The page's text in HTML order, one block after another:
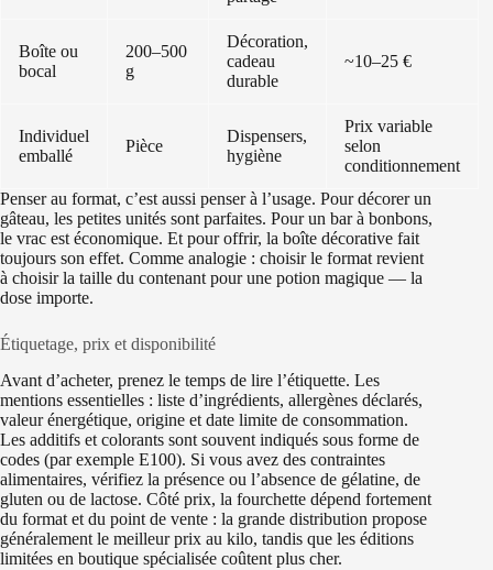
Boîte ou
bocal
200–500
g
Décoration,
cadeau
durable
~10–25 €
Individuel
emballé
Pièce
Dispensers,
hygiène
Prix variable
selon
conditionnement
Penser au format, c’est aussi penser à l’usage. Pour décorer un
gâteau, les petites unités sont parfaites. Pour un bar à bonbons,
le vrac est économique. Et pour offrir, la boîte décorative fait
toujours son effet. Comme analogie : choisir le format revient
à choisir la taille du contenant pour une potion magique — la
dose importe.
Étiquetage, prix et disponibilité
Avant d’acheter, prenez le temps de lire l’étiquette. Les
mentions essentielles : liste d’ingrédients, allergènes déclarés,
valeur énergétique, origine et date limite de consommation.
Les additifs et colorants sont souvent indiqués sous forme de
codes (par exemple E100). Si vous avez des contraintes
alimentaires, vérifiez la présence ou l’absence de gélatine, de
gluten ou de lactose. Côté prix, la fourchette dépend fortement
du format et du point de vente : la grande distribution propose
généralement le meilleur prix au kilo, tandis que les éditions
limitées en boutique spécialisée coûtent plus cher.